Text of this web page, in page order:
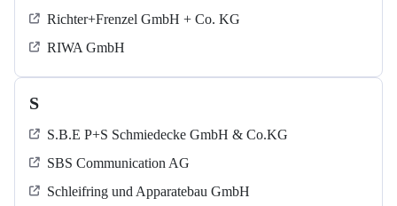
Richter+Frenzel GmbH + Co. KG
RIWA GmbH
S
S.B.E P+S Schmiedecke GmbH & Co.KG
SBS Communication AG
Schleifring und Apparatebau GmbH